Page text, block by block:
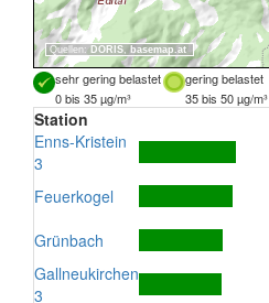
Quellen: DORIS, basemap.at
sehr gering belastet gering belastet
0 bis 35 µg/m³
35 bis 50 µg/m³
Station
Enns-Kristein
3
Feuerkogel
Grünbach
Gallneukirchen
3